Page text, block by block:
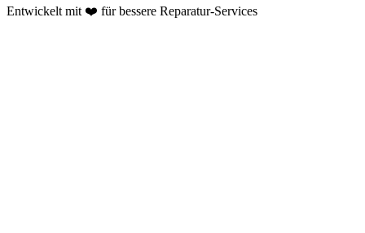
Entwickelt mit ❤️ für bessere Reparatur-Services